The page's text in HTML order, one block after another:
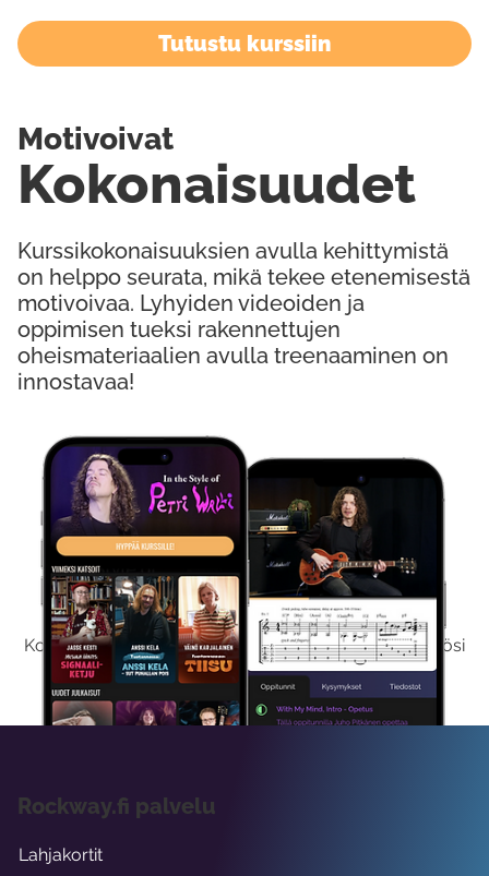
Kokeile Ilmaiseksi
Kokeilemalla ilmaiseksi saat koko sisältömme käyttöösi
viikon ajaksi.
Tutustu kurssiin
Kurssikokonaisuuksien avulla kehittymistä
on helppo seurata, mikä tekee etenemisestä
motivoivaa. Lyhyiden videoiden ja
oppimisen tueksi rakennettujen
oheismateriaalien avulla treenaaminen on
innostavaa!
Kokonaisuudet
Motivoivat
Rockway.fi palvelu
Lahjakortit